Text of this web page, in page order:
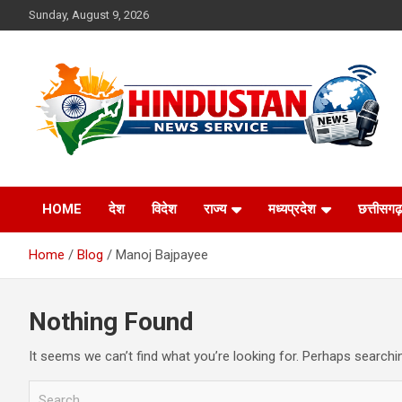
to
Sunday, August 9, 2026
Hindustan News
Service
HOME देश विदेश राज्य मध्यप्रदेश छत्तीसगढ़
Home Blog Manoj Bajpayee
Nothing Found
It seems we can’t find what you’re looking for. Perhaps